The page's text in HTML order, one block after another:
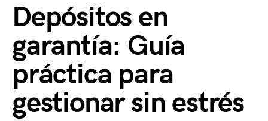
Depósitos en
garantía: Guía
práctica para
gestionar sin estrés